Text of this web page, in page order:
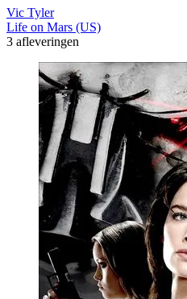
Vic Tyler
Life on Mars (US)
3 afleveringen